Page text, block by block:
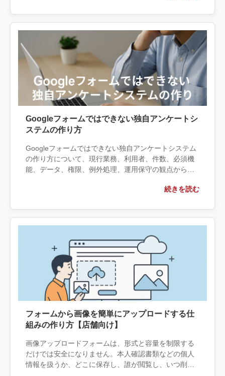
Googleフォームではできない独自アンケートシ
ステムの作り方
Googleフォームではできない独自アンケートシステム
の作り方について、現行業務、利用者、件数、必須機
能、データ、権限、例外処理、運用保守の観点から実
と外部へ相談する条件、相談前に用意する情報、依頼
続きを読む
フォームから画像を簡単にアップロードする仕
組みの作り方【店舗向け】
画像アップロードフォームは、形式と容量を制限する
だけでは安全になりません。本人確認書類などの個人
情報を扱うか、どこに保存し、誰が閲覧し、いつ削除